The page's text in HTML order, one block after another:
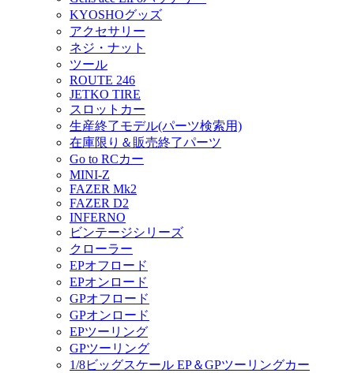
KYOSHOグッズ
アクセサリー
ネジ・ナット
ツール
ROUTE 246
JETKO TIRE
スロットカー
生産終了モデル(パーツ検索用)
在庫限り＆販売終了パーツ
Go to RCカー
MINI-Z
FAZER Mk2
FAZER D2
INFERNO
ビンテージシリーズ
クローラー
EPオフロード
EPオンロード
GPオフロード
GPオンロード
EPツーリング
GPツーリング
1/8ビッグスケール EP＆GPツーリングカー